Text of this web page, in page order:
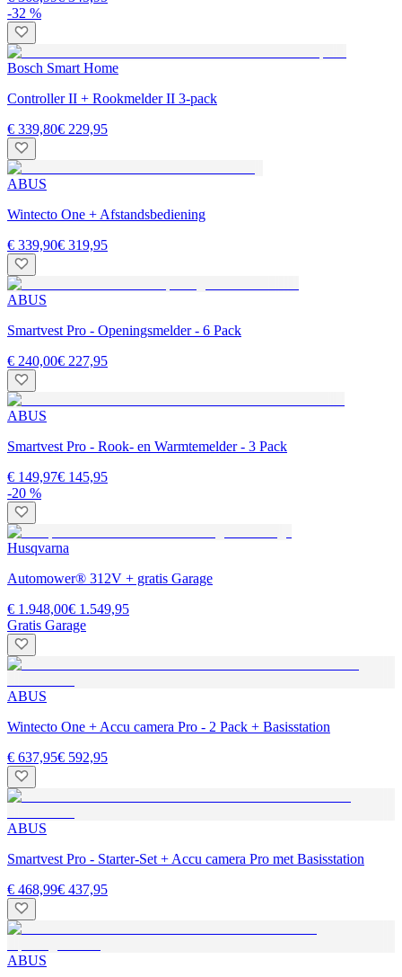
-32 %
Bosch Smart Home
Controller II + Rookmelder II 3-pack
€ 339,80€ 229,95
ABUS
Wintecto One + Afstandsbediening
€ 339,90€ 319,95
ABUS
Smartvest Pro - Openingsmelder - 6 Pack
€ 240,00€ 227,95
ABUS
Smartvest Pro - Rook- en Warmtemelder - 3 Pack
€ 149,97€ 145,95
-20 %
Husqvarna
Automower® 312V + gratis Garage
€ 1.948,00€ 1.549,95
Gratis Garage
ABUS
Wintecto One + Accu camera Pro - 2 Pack + Basisstation
€ 637,95€ 592,95
ABUS
Smartvest Pro - Starter-Set + Accu camera Pro met Basisstation
€ 468,99€ 437,95
ABUS